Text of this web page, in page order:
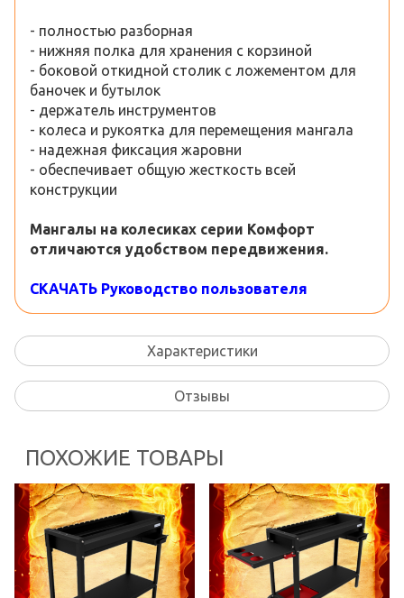
- полностью разборная
- нижняя полка для хранения с корзиной
- боковой откидной столик с ложементом для
баночек и бутылок
- держатель инструментов
- колеса и рукоятка для перемещения мангала
- надежная фиксация жаровни
- обеспечивает общую жесткость всей
конструкции
Мангалы на колесиках серии Комфорт
отличаются удобством передвижения.
СКАЧАТЬ Руководство пользователя
Характеристики
Отзывы
ПОХОЖИЕ ТОВАРЫ